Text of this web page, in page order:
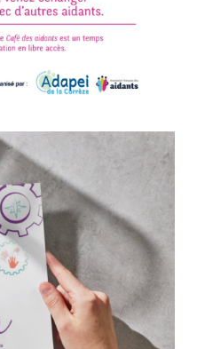
vous du second
semaine
HOLA, place
vous du Café des
second semestre
sont ouverts à tous les
leur expérience,